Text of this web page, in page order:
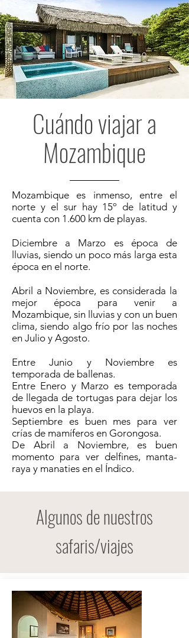
Cuándo viajar a
Mozambique
Mozambique es inmenso, entre el
norte y el sur hay 15º de latitud y
cuenta con 1.600 km de playas.
Diciembre a Marzo es época de
lluvias, siendo un poco más larga esta
época en el norte.
Abril a Noviembre, es considerada la
mejor época para venir a
Mozambique, sin lluvias y con un buen
clima, siendo algo frío por las noches
en Julio y Agosto.
Entre Junio y Noviembre es
temporada de ballenas.
Entre Enero y Marzo es temporada
de llegada de tortugas para dejar los
huevos en la playa.
Septiembre es buen mes para ver
crías de mamíferos en Gorongosa.
De Abril a Noviembre, es buen
momento para ver delfines, manta-
raya y manaties en el Índico.
Algunos de nuestros
safaris/viajes